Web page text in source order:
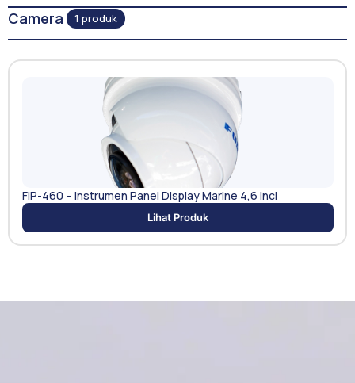
Camera 1 produk
FIP-460 – Instrumen Panel Display Marine 4,6 Inci
Lihat Produk